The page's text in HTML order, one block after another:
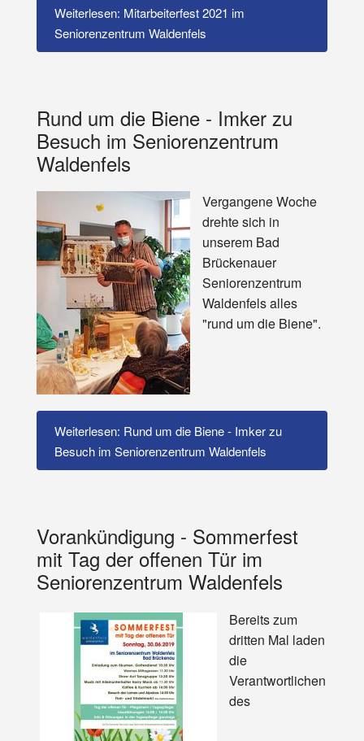
Weiterlesen: Mitarbeiterfest 2021 im
Seniorenzentrum Waldenfels
Rund um die Biene - Imker zu
Besuch im Seniorenzentrum
Waldenfels
Vergangene Woche
drehte sich in
unserem Bad
Brückenauer
Seniorenzentrum
Waldenfels alles
"rund um die Biene".
Weiterlesen: Rund um die Biene - Imker zu
Besuch im Seniorenzentrum Waldenfels
Vorankündigung - Sommerfest
mit Tag der offenen Tür im
Seniorenzentrum Waldenfels
Bereits zum
dritten Mal laden
die
Verantwortlichen
des